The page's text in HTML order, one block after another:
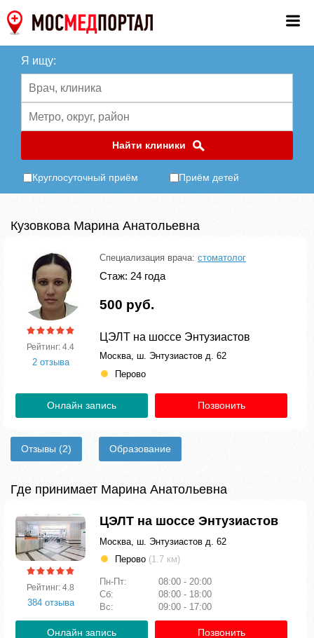
Я ищу:
Найти клиники
Круглосуточный приём Приём детей
Кузовкова Марина Анатольевна
Рейтинг: 4.4
2 отзыва
Специализация врача: стоматолог
Стаж: 24 года
500 руб.
ЦЭЛТ на шоссе Энтузиастов
Москва, ш. Энтузиастов д. 62
Перово
Онлайн запись Позвонить
Отзывы (2) Образование
Где принимает Марина Анатольевна
Рейтинг: 4.8
384 отзыва
ЦЭЛТ на шоссе Энтузиастов
Москва, ш. Энтузиастов д. 62
Перово (1.7 км)
Пн-Пт:
08:00 - 20:00
Сб:
08:00 - 18:00
Вс:
09:00 - 17:00
Онлайн запись Позвонить